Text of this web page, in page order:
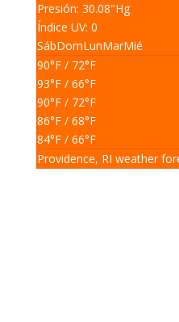
Presión: 30.08"Hg
Índice UV: 0
SábDomLunMarMié
90°F/ 72°F
93°F/ 66°F
90°F/ 72°F
86°F/ 68°F
84°F/ 66°F
Providence, RI weather